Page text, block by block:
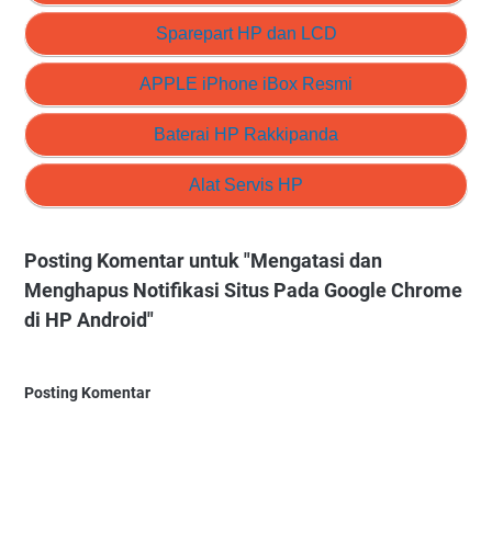
Sparepart HP dan LCD
APPLE iPhone iBox Resmi
Baterai HP Rakkipanda
Alat Servis HP
Posting Komentar untuk "Mengatasi dan
Menghapus Notifikasi Situs Pada Google Chrome
di HP Android"
Posting Komentar